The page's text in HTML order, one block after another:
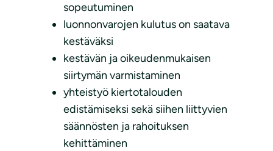
sopeutuminen
luonnonvarojen kulutus on saatava
kestäväksi
kestävän ja oikeudenmukaisen
siirtymän varmistaminen
yhteistyö kiertotalouden
edistämiseksi sekä siihen liittyvien
säännösten ja rahoituksen
kehittäminen